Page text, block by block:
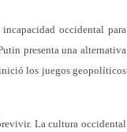
occidental para
presenta una alternativa
inició los juegos geopolíticos
La cultura occidental